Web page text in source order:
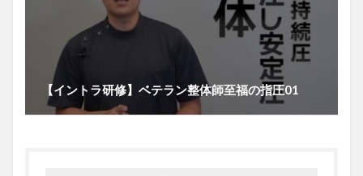
【イントラ研修】ベテラン整体師至福の指圧01